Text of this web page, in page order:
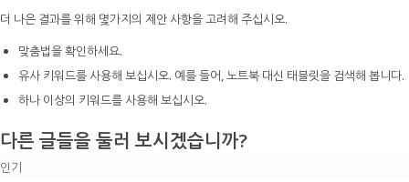
더 나은 결과를 위해 몇가지의 제안 사항을 고려해 주십시오.
맞춤법을 확인하세요.
유사 키워드를 사용해 보십시오. 예를 들어, 노트북 대신 태블릿을 검색해 봅니다.
하나 이상의 키워드를 사용해 보십시오.
다른 글들을 둘러 보시겠습니까?
인기